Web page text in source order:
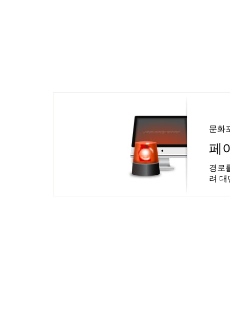
문화
페
경로
려 대